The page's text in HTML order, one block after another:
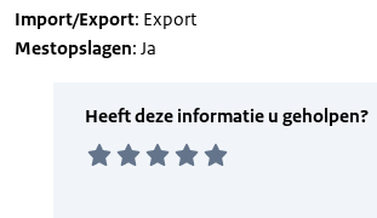
Import/Export: Export
Mestopslagen: Ja